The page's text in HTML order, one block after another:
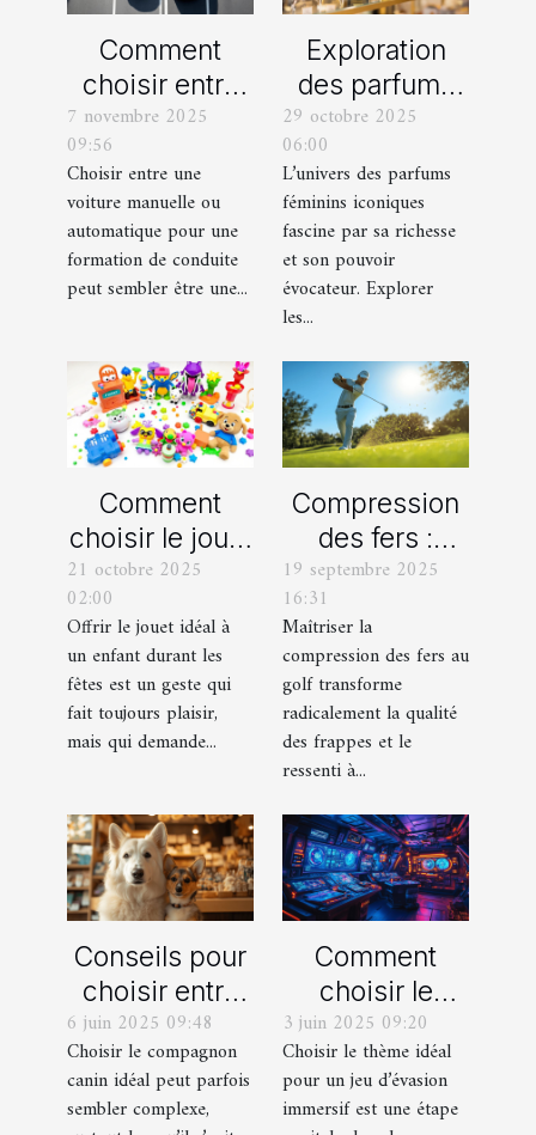
Comment
choisir entre
une voiture
manuelle ou
automatique
pour votre
formation de
conduite ?
7 novembre 2025
09:56
Choisir entre une
voiture manuelle ou
automatique pour une
formation de conduite
peut sembler être une...
Exploration
des parfums
féminins
iconiques et
leurs
variations
29 octobre 2025
06:00
L’univers des parfums
féminins iconiques
fascine par sa richesse
et son pouvoir
évocateur. Explorer
les...
Comment
choisir le jouet
parfait pour
chaque âge
durant les
fêtes ?
21 octobre 2025
02:00
Offrir le jouet idéal à
un enfant durant les
fêtes est un geste qui
fait toujours plaisir,
mais qui demande...
Compression
des fers :
comment
obtenir des
frappes plus
solides ?
19 septembre 2025
16:31
Maîtriser la
compression des fers au
golf transforme
radicalement la qualité
des frappes et le
ressenti à...
Conseils pour
choisir entre
un berger
blanc suisse
et un berger
6 juin 2025 09:48
Choisir le compagnon
canin idéal peut parfois
sembler complexe,
Comment
choisir le
thème parfait
pour votre
prochain jeu
3 juin 2025 09:20
Choisir le thème idéal
pour un jeu d’évasion
immersif est une étape